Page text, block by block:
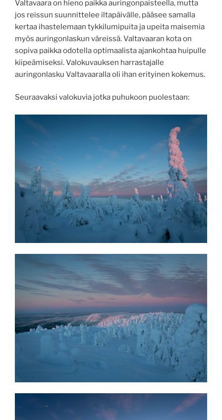
Valtavaara on hieno paikka auringonpaisteella, mutta
jos reissun suunnittelee iltapäivälle, pääsee samalla
kertaa ihastelemaan tykkilumipuita ja upeita maisemia
myös auringonlaskun väreissä. Valtavaaran kota on
sopiva paikka odotella optimaalista ajankohtaa huipulle
kiipeämiseksi. Valokuvauksen harrastajalle
auringonlasku Valtavaaralla oli ihan erityinen kokemus.
Seuraavaksi valokuvia jotka puhukoon puolestaan: